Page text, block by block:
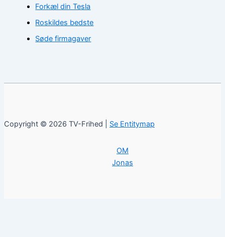
Forkæl din Tesla
Roskildes bedste
Søde firmagaver
Copyright © 2026 TV-Frihed | Se Entitymap
OM
Jonas